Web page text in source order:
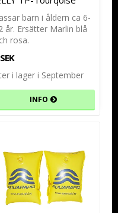
barn i åldern ca 6-
år. Ersätter Marlin blå
rosa.
i lager i September
INFO